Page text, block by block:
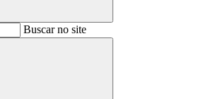
BuscarBuscar no site